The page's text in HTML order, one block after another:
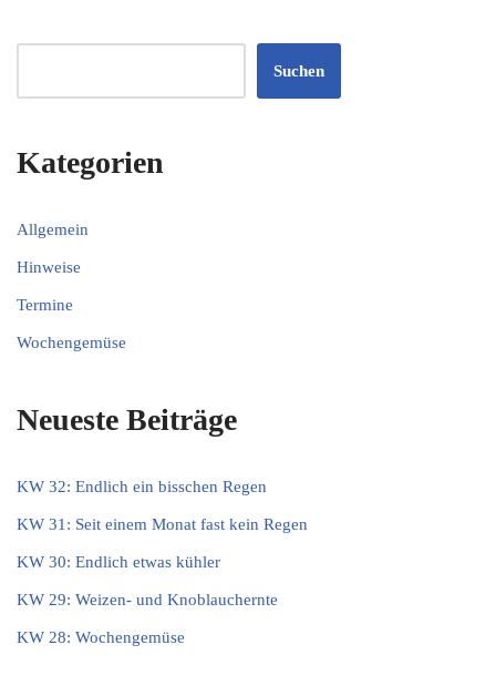
Suchen
Kategorien
Allgemein
Hinweise
Termine
Wochengemüse
Neueste Beiträge
KW 32: Endlich ein bisschen Regen
KW 31: Seit einem Monat fast kein Regen
KW 30: Endlich etwas kühler
KW 29: Weizen- und Knoblauchernte
KW 28: Wochengemüse